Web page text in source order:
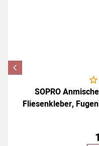
SOPRO
Fliesenkleber,